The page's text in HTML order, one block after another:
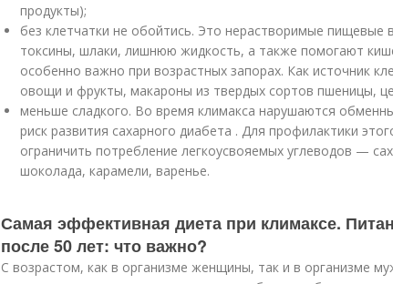
продукты);
без клетчатки не обойтись. Это нерастворимые пищевые
токсины, шлаки, лишнюю жидкость, а также помогают
особенно важно при возрастных запорах. Как источник
овощи и фрукты, макароны из твердых сортов пшеницы,
меньше сладкого. Во время климакса нарушаются
риск развития сахарного диабета . Для профилактики
ограничить потребление легкоусвояемых углеводов —
шоколада, карамели, варенье.
Самая эффективная диета при климаксе.
после 50 лет: что важно?
С возрастом, как в организме женщины, так и в организме